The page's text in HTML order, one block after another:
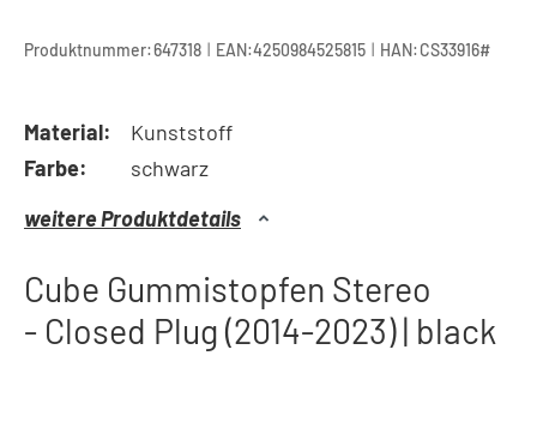
Produktnummer:647318 | EAN:4250984525815 | HAN:CS33916#
Material:
Kunststoff
Farbe:
schwarz
weitere Produktdetails
Cube Gummistopfen Stereo
- Closed Plug (2014-2023) | black